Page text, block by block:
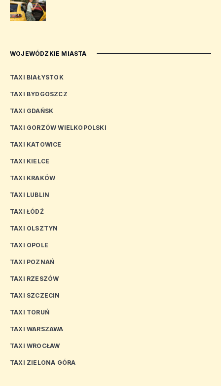
WOJEWÓDZKIE MIASTA
TAXI BIAŁYSTOK
TAXI BYDGOSZCZ
TAXI GDAŃSK
TAXI GORZÓW WIELKOPOLSKI
TAXI KATOWICE
TAXI KIELCE
TAXI KRAKÓW
TAXI LUBLIN
TAXI ŁÓDŹ
TAXI OLSZTYN
TAXI OPOLE
TAXI POZNAŃ
TAXI RZESZÓW
TAXI SZCZECIN
TAXI TORUŃ
TAXI WARSZAWA
TAXI WROCŁAW
TAXI ZIELONA GÓRA